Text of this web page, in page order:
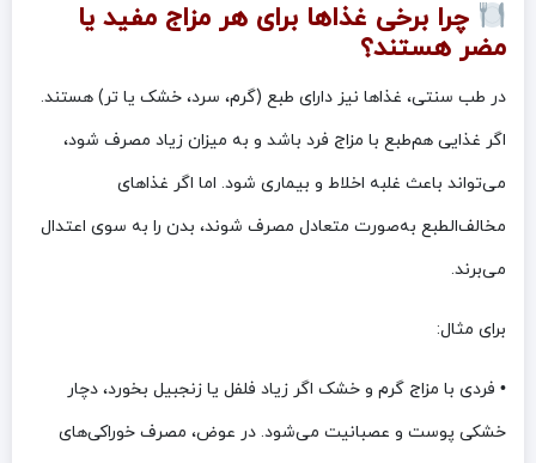
چرا برخی غذاها برای هر مزاج مفید یا
مضر هستند؟
در طب سنتی، غذاها نیز دارای طبع (گرم، سرد، خشک یا تر) هستند.
اگر غذایی هم‌طبع با مزاج فرد باشد و به میزان زیاد مصرف شود،
می‌تواند باعث غلبه اخلاط و بیماری شود. اما اگر غذاهای
مخالف‌الطبع به‌صورت متعادل مصرف شوند، بدن را به سوی اعتدال
می‌برند.
برای مثال:
• فردی با مزاج گرم و خشک اگر زیاد فلفل یا زنجبیل بخورد، دچار
خشکی پوست و عصبانیت می‌شود. در عوض، مصرف خوراکی‌های